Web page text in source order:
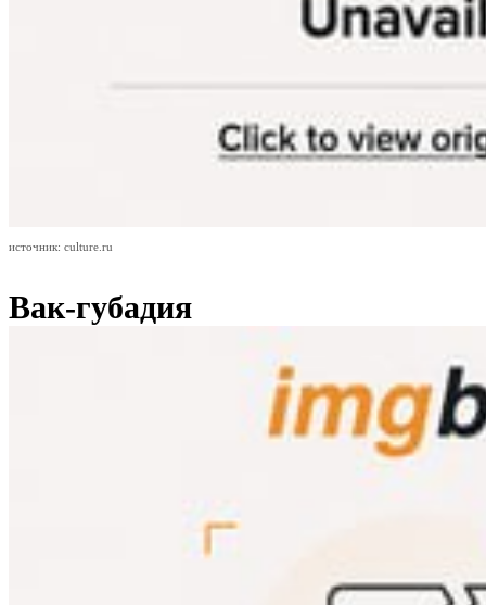
источник: culture.ru
Вак-губадия